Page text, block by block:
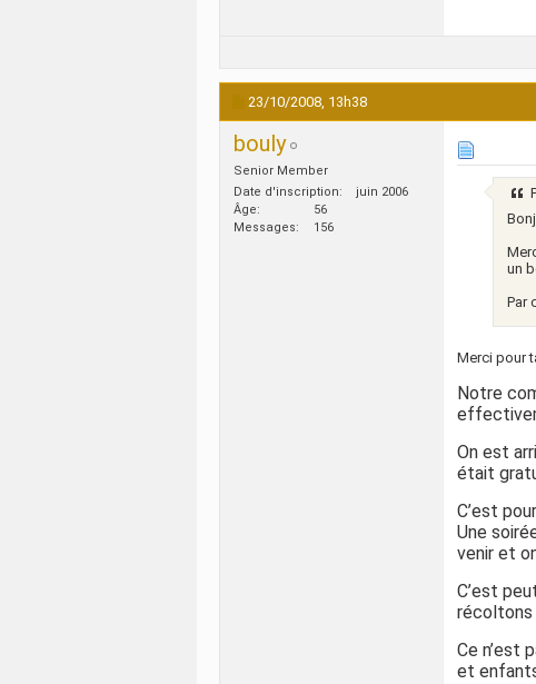
23/10/2008, 13h38
bouly
Senior Member
Date d'inscription
juin 2006
Âge
56
Messages
156
un
Par
Merci pour
Notre
On est
était
C’est
Une
venir et
C’est
récoltons
Ce n’est
et